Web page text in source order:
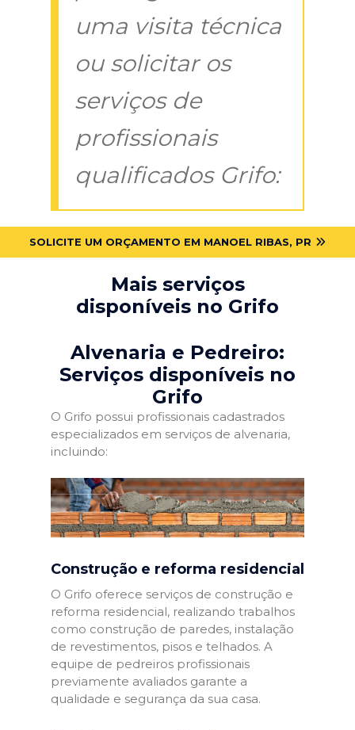
uma visita técnica
ou solicitar os
serviços de
profissionais
qualificados Grifo:
SOLICITE UM ORÇAMENTO EM MANOEL RIBAS, PR
Mais serviços
disponíveis no Grifo
Alvenaria e Pedreiro:
Serviços disponíveis no
Grifo
O Grifo possui profissionais cadastrados
especializados em serviços de alvenaria,
incluindo:
Construção e reforma residencial
O Grifo oferece serviços de construção e
reforma residencial, realizando trabalhos
como construção de paredes, instalação
de revestimentos, pisos e telhados. A
equipe de pedreiros profissionais
previamente avaliados garante a
qualidade e segurança da sua casa.